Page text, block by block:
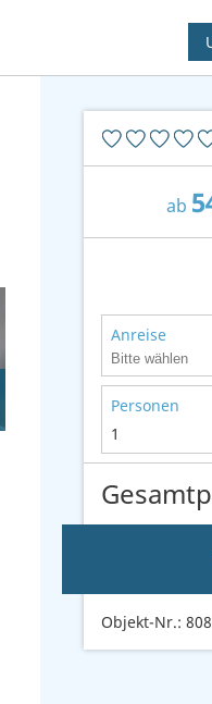
ab
Anreise
Personen
1
Objekt-Nr.: 808